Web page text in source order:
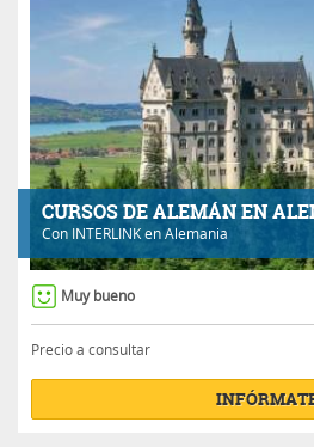
CURSOS DE ALEMÁN EN
Con INTERLINKen Alemania
Muy bueno
Precio a consultar